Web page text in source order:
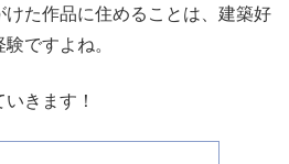
けた作品に住めることは、建築好
ですよね。
きます！